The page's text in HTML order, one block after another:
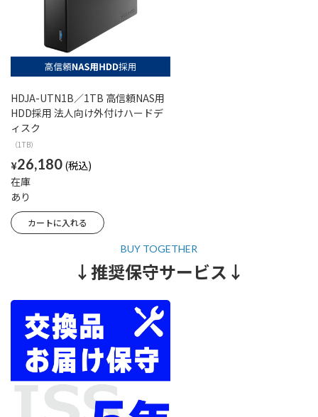
HDJA-UTN1B／1TB 高信頼NAS用
HDD採用 法人向け外付けハードデ
ィスク
（1TB）
¥26,180
在庫
あり
↓推奨保守サービス↓